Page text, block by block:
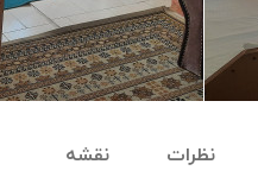
نظرات نقشه